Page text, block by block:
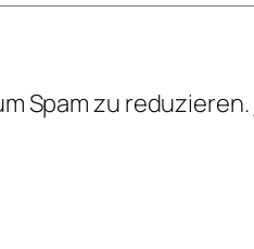
Spam zu reduzieren.